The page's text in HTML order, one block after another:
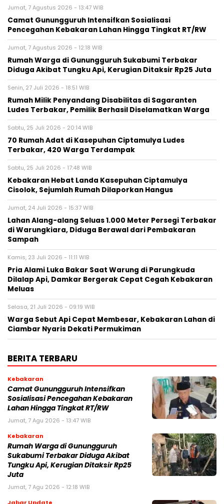
Jumat, 7 Agustus 2026 - 13:47 WIB
‎‎Camat Gunungguruh Intensifkan Sosialisasi
Pencegahan Kebakaran Lahan Hingga Tingkat RT/RW‎
Jumat, 7 Agustus 2026 - 12:18 WIB
‎Rumah Warga di Gunungguruh Sukabumi Terbakar
Diduga Akibat Tungku Api, Kerugian Ditaksir Rp25 Juta
Senin, 27 Juli 2026 - 18:51 WIB
‎Rumah Milik Penyandang Disabilitas di Sagaranten
Ludes Terbakar, Pemilik Berhasil Diselamatkan Warga‎
Sabtu, 25 Juli 2026 - 20:14 WIB
70 Rumah Adat di Kasepuhan Ciptamulya Ludes
Terbakar, 420 Warga Terdampak
Sabtu, 25 Juli 2026 - 17:48 WIB
‎Kebakaran Hebat Landa Kasepuhan Ciptamulya
Cisolok, Sejumlah Rumah Dilaporkan Hangus‎
Jumat, 24 Juli 2026 - 15:37 WIB
‎Lahan Alang-alang Seluas 1.000 Meter Persegi Terbakar
di Warungkiara, Diduga Berawal dari Pembakaran
Sampah‎
Kamis, 23 Juli 2026 - 11:11 WIB
Pria Alami Luka Bakar Saat Warung di Parungkuda
Dilalap Api, Damkar Bergerak Cepat Cegah Kebakaran
Meluas
Selasa, 21 Juli 2026 - 09:19 WIB
‎Warga Sebut Api Cepat Membesar, Kebakaran Lahan di
Ciambar Nyaris Dekati Permukiman
BERITA TERBARU
Kebakaran
‎‎Camat Gunungguruh Intensifkan
Sosialisasi Pencegahan Kebakaran
Lahan Hingga Tingkat RT/RW‎
Jumat, 7 Agu 2026 - 13:47 WIB
Kebakaran
‎Rumah Warga di Gunungguruh
Sukabumi Terbakar Diduga Akibat
Tungku Api, Kerugian Ditaksir Rp25
Juta
Jumat, 7 Agu 2026 - 12:18 WIB